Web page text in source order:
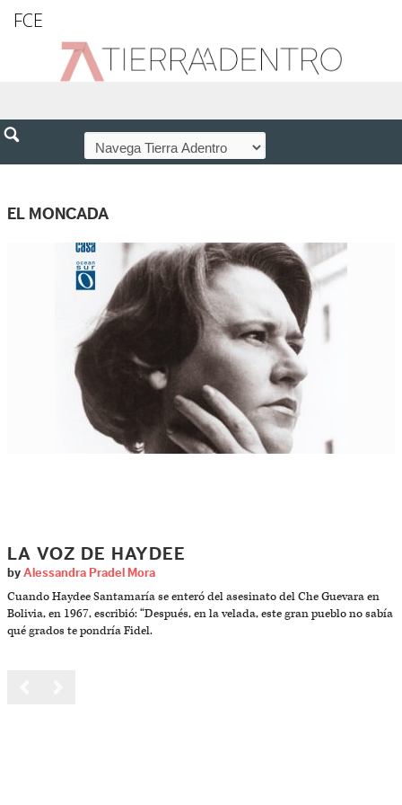
FCE
EL MONCADA
LA VOZ DE HAYDEE
by Alessandra Pradel Mora
Cuando Haydee Santamaría se enteró del asesinato del Che Guevara en
Bolivia, en 1967, escribió: “Después, en la velada, este gran pueblo no sabía
qué grados te pondría Fidel.